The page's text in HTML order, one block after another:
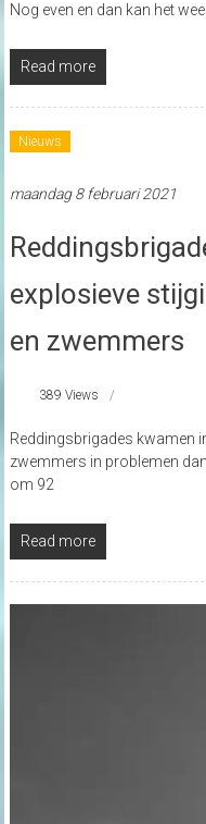
Nog even en dan kan het
Read more
Nieuws
maandag 8 februari 2021
explosieve
en zwemmers
389 Views
Reddingsbrigades kwamen
zwemmers in problemen
om 92
Read more